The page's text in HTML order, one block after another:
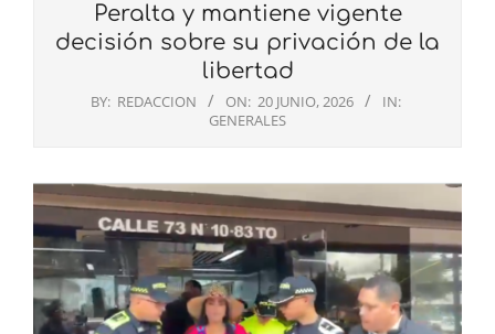
Peralta y mantiene vigente
decisión sobre su privación de la
libertad
BY: REDACCION ON: 20 JUNIO, 2026
IN:
GENERALES